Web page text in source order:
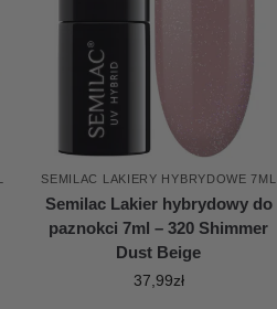
SEMILAC LAKIERY HYBRYDOWE 7ML
Semilac Lakier hybrydowy do
paznokci 7ml – 320 Shimmer
Dust Beige
37,99zł